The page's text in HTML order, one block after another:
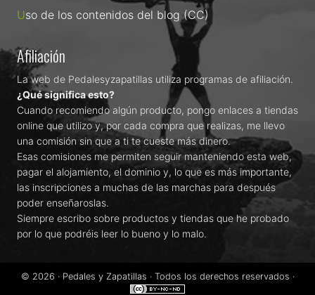
Uso de los contenidos del blog (CC)
Afiliación
La web de Pedalesyzapatillas utiliza programas de afiliación.
¿Qué significa esto?
Cuando recomiendo algún producto, pongo enlaces a tiendas
online que utilizo y, por cada compra que realizas, me llevo
una comisión sin que a ti te cueste más dinero.
Esas comisiones me permiten seguir manteniendo esta web,
pagar el alojamiento, el dominio y, lo que es más importante,
las inscripciones a muchas de las marchas para después
poder enseñaroslas.
Siempre escribo sobre productos y tiendas que he probado
por lo que podréis leer lo bueno y lo malo.
© 2026 · Pedales y Zapatillas · Todos los derechos reservados ·